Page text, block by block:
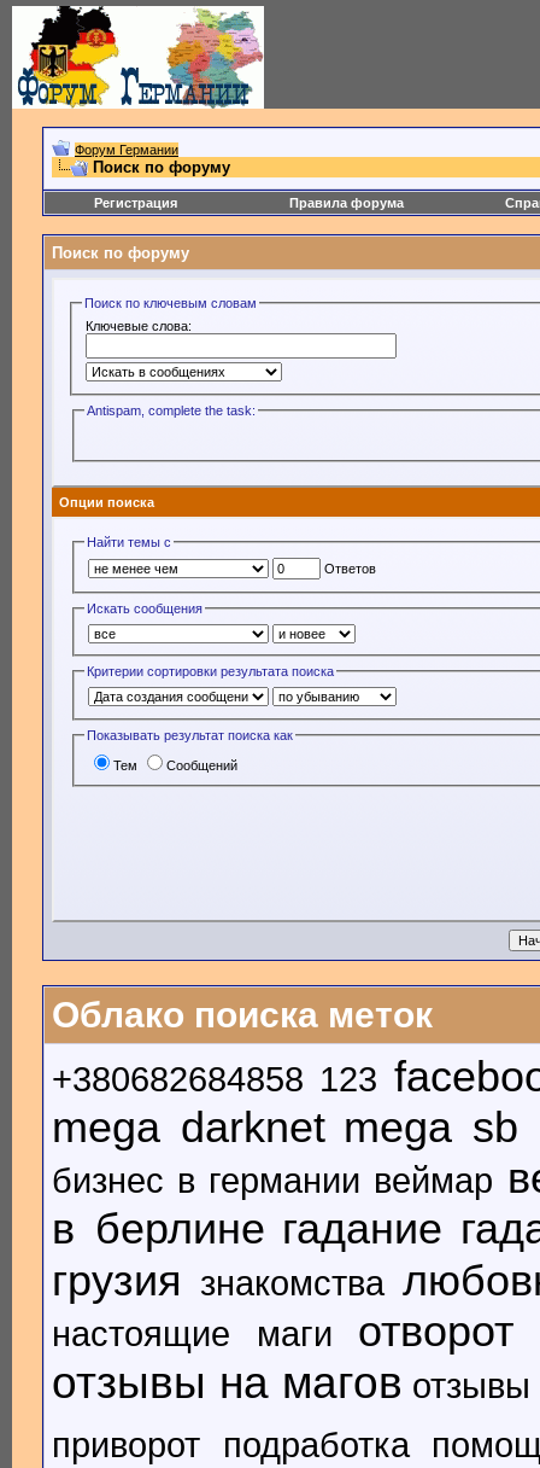
Форум Германии
Поиск по форуму
Регистрация Правила форума
Поиск по форуму
Поиск по ключевым словам
Ключевые слова:
Antispam, complete the task:
Опции поиска
Найти темы с
Ответов
Искать сообщения
Критерии сортировки результата поиска
Показывать результат поиска как
Тем Сообщений
Облако поиска меток
+380682684858 123
mega darknet mega sb
бизнес в германии веймар
в берлине гадание
грузия знакомства
настоящие маги отворот
отзывы на магов отзывы
приворот
подработка